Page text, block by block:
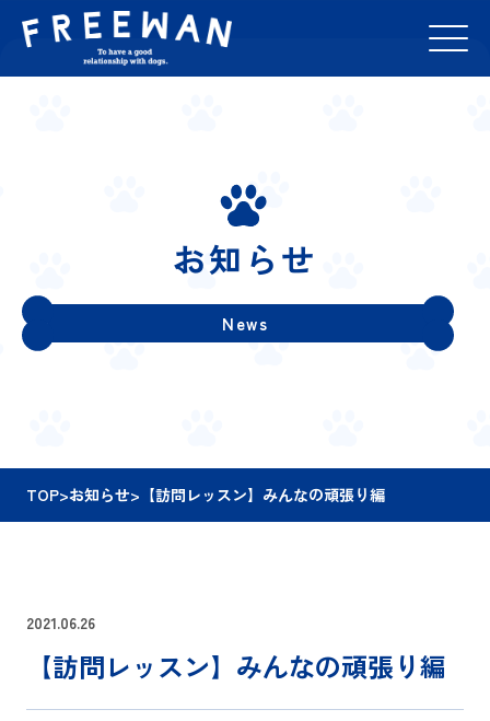
お知らせ
News
TOP>お知らせ> 【訪問レッスン】みんなの頑張り編
2021.06.26
【訪問レッスン】みんなの頑張り編